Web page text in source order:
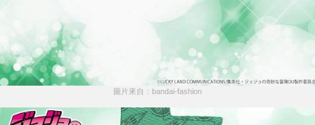
圖片來自：bandai-fashion